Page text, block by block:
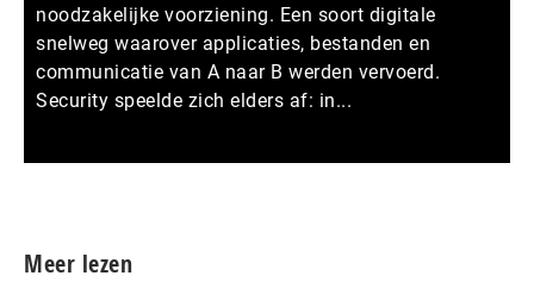
noodzakelijke voorziening. Een soort digitale
snelweg waarover applicaties, bestanden en
communicatie van A naar B werden vervoerd.
Security speelde zich elders af: in...
Meer lezen